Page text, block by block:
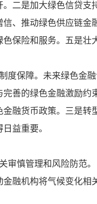
二是加大绿色信贷
信、推动绿色供应链
保险和服务。五是壮
度保障。未来绿色金
完善的绿色金融激励
融货币政策。三是
益重要。
审慎管理和风险防范
融机构将气候变化相